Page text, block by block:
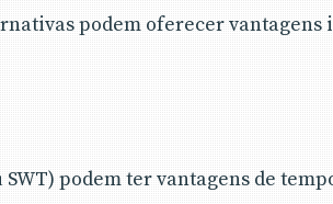
podem oferecer vantagens
podem ter vantagens de